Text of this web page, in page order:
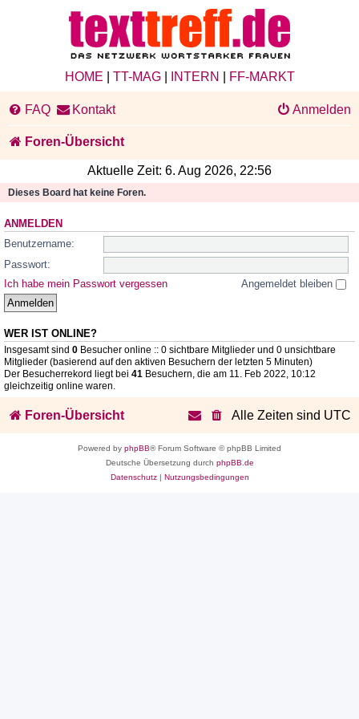
HOME TT-MAG| INTERN FF-MARKT
FAQ Kontakt Anmelden
Foren-Übersicht
Aktuelle Zeit: 6. Aug 2026, 22:56
Dieses Board hat keine Foren.
ANMELDEN
Benutzername:
Passwort:
Ich habe mein Passwort vergessen
Angemeldet bleiben
WER IST ONLINE?
Insgesamt sind 0 Besucher online :: 0 sichtbare Mitglieder und 0 unsichtbare
Mitglieder (basierend auf den aktiven Besuchern der letzten 5 Minuten)
Der Besucherrekord liegt bei 41 Besuchern, die am 11. Feb 2022, 10:12
gleichzeitig online waren.
Foren-Übersicht Alle Zeiten sind UTC
Powered by phpBB® Forum Software © phpBB Limited
Deutsche Übersetzung durch phpBB.de
Datenschutz| Nutzungsbedingungen